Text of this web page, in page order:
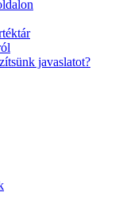
javaslatot?